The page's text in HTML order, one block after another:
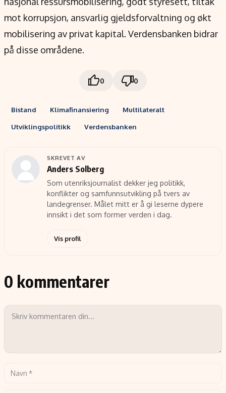
mot korrupsjon, ansvarlig gjeldsforvaltning og økt
mobilisering av privat kapital. Verdensbanken bidrar
på disse områdene.
0 0
Bistand Klimafinansiering
Multilateralt
Utviklingspolitikk
Verdensbanken
SKREVET AV
Anders Solberg
Som utenriksjournalist dekker jeg politikk,
konflikter og samfunnsutvikling på tvers av
landegrenser. Målet mitt er å gi leserne dypere
innsikt i det som former verden i dag.
Vis profil
0 kommentarer